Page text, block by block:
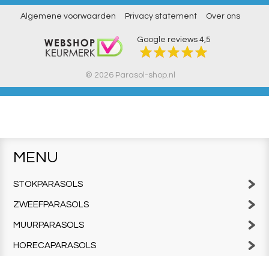
Algemene voorwaarden Privacy statement Over ons
Google reviews 4,5
© 2026 Parasol-shop.nl
MENU
STOKPARASOLS
ZWEEFPARASOLS
MUURPARASOLS
HORECAPARASOLS